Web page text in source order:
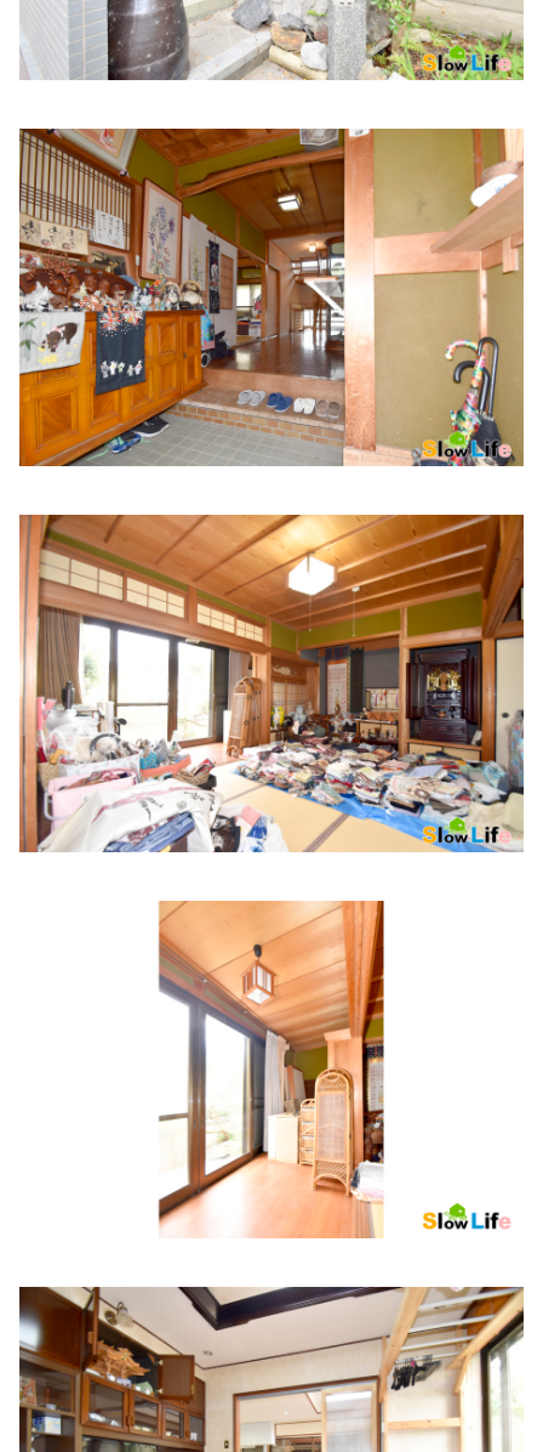
ップで見る
姫路中央病院付属クリニックＰＥＴ画像センター
住所:兵庫県姫路市飾磨区三宅２丁目３６ マップで見る
兵庫県立はりま姫路総合医療センター
住所:兵庫県姫路市神屋町３丁目264番地 マップで見る
木村病院
住所:兵庫県姫路市南八代町５−３ マップで見る
空地内科院
住所:兵庫県姫路市呉服町８ マップで見る
リコルスクリニック
住所: 兵庫県姫路市駅前町２７−１ リコルスビル２Ｆ
マップ
で見る
阿保クリニック
住所:兵庫県姫路市東駅前町７５−１ マップで見る
住所:
兵庫県姫路市網干区和久６８−１ マップで見る
八木外科
住所:
兵庫県姫路市網干区坂出２５７−８ マップで見る
高畑接骨院
住所: 兵庫県小松島市芝生町網干 マップで見る
西庵医院
住所:兵庫県姫路市紺屋町３７ 西庵医院 マップで見る
とのもとクリニック
住所:兵庫県姫路市手柄158−１ マップで見る
西川内科医院
小山内科・消化器内科・循環器内科医院
兵庫県姫路市北条口２丁目１５ マップで見る
上川ぺインクリニック
兵庫県姫路市本町２３９ マップで見る
兵庫県姫路市飾磨区細江 マップで見る
兵庫県姫路市飾磨区構３丁目２３３ マップで見る
山陽内科クリニック
兵庫県姫路市飾磨区清水２丁目３１ マップで見る
住所:兵庫県姫路市白銀町36番地1 中ノ門シャポービル 2階
マップで見る
深津内科診療所
住所:
兵庫県姫路市飾磨区中島７ マップで見る
奥新クリニック